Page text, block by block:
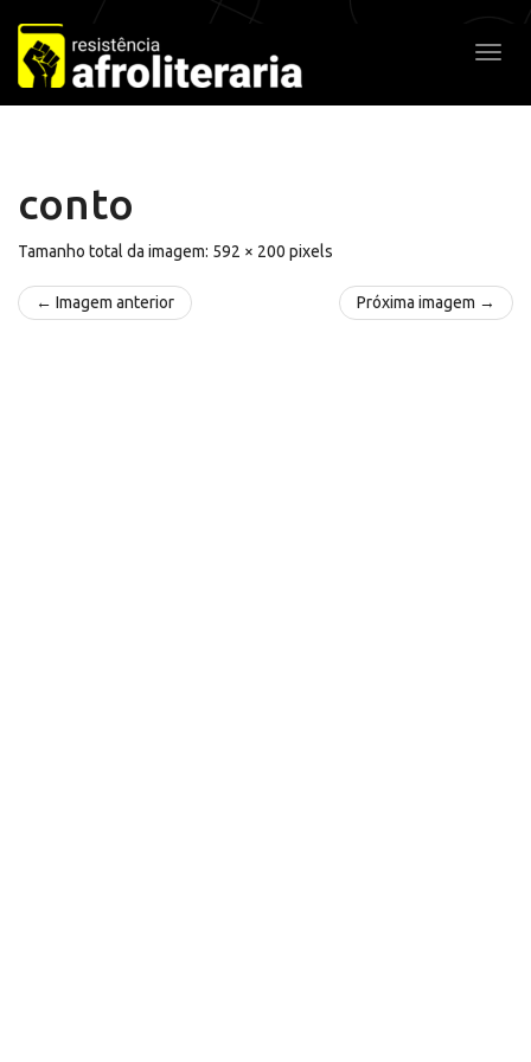
Pular
para
o
conteúdo
conto
Tamanho total da imagem: 592 × 200 pixels
← Imagem anterior Próxima imagem →